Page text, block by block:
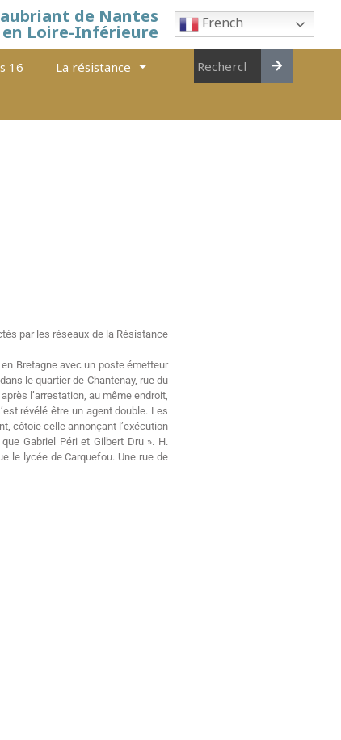
de Nantes
en Loire-Inférieure French
16 La résistance
par les réseaux de la Résistance
Bretagne avec un poste émetteur
le quartier de Chantenay, rue du
l’arrestation, au même endroit,
révélé être un agent double. Les
côtoie celle annonçant l’exécution
Gabriel Péri et Gilbert Dru ». H.
le lycée de Carquefou. Une rue de